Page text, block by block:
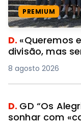
PREMIUM
D. «Queremos
divisão, mas
8 agosto 2026
D. GD “Os
sonhar com